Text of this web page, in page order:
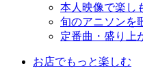
本人映像で楽し
旬のアニソンを
定番曲・盛り上
お店でもっと楽しむ